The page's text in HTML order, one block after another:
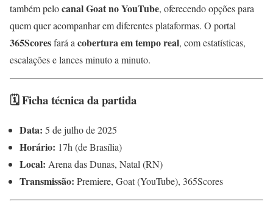
também pelocanal Goat no YouTube, oferecendo opções para
quem quer acompanhar em diferentes plataformas. O portal
365Scoresfará a cobertura em tempo real, com estatísticas,
escalações e lances minuto a minuto.
🗓️ Ficha técnica da partida
Data: 5 de julho de 2025
Horário: 17h (de Brasília)
Local: Arena das Dunas, Natal (RN)
Transmissão: Premiere, Goat (YouTube), 365Scores